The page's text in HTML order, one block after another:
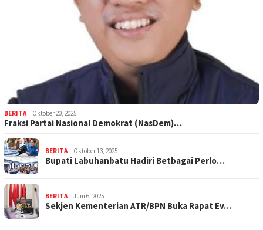
BERITA Oktober 20, 2025
Fraksi Partai Nasional Demokrat (NasDem)…
BERITA Oktober 13, 2025
Bupati Labuhanbatu Hadiri Betbagai Perlo…
BERITA Juni 6, 2025
Sekjen Kementerian ATR/BPN Buka Rapat Ev…